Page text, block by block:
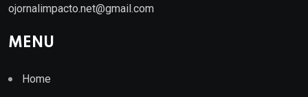
ojornalimpacto.net@gmail.com
MENU
Home